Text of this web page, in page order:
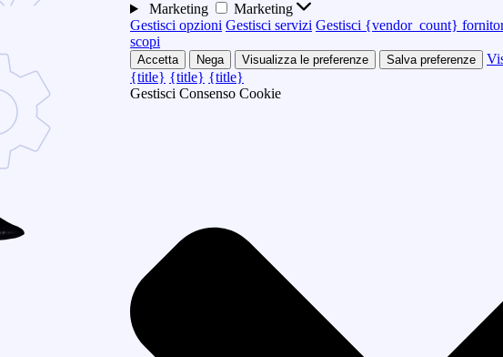
Marketing
Marketing
Gestisci opzioni Gestisci servizi Gestisci {vendor_count}
scopi
Accetta Nega Visualizza le preferenze Salva preferenze
{title} {title} {title}
Gestisci Consenso Cookie